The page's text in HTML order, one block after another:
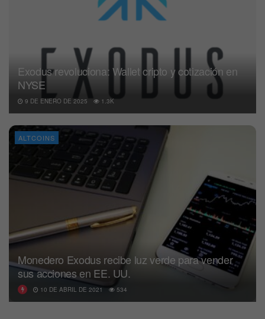
Exodus revoluciona: Wallet cripto y cotización en
NYSE
9 DE ENERO DE 2025 1.3K
ALTCOINS
Monedero Exodus recibe luz verde para vender
sus acciones en EE. UU.
10 DE ABRIL DE 2021 534